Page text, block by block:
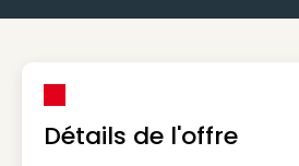
Détails de l'offre